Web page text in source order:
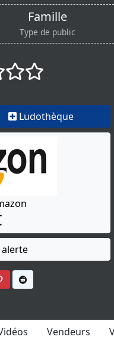
Famille
Type de public
() ()
()
Ludothèque
sur Twitter
Partager sur Pinterest
Vendeurs